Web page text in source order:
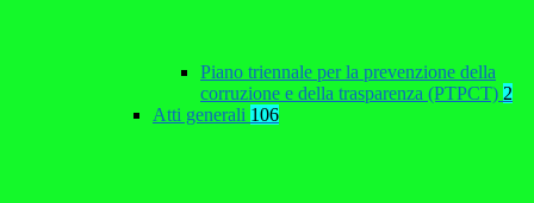
Piano triennale per la prevenzione della
corruzione e della trasparenza (PTPCT) 2
Atti generali 106